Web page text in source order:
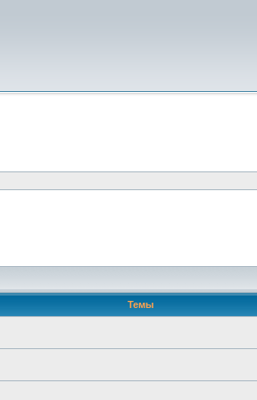
Темы